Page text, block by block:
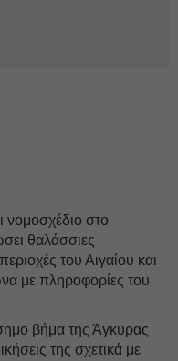
νομοσχέδιο στο
θαλάσσιες
του Αιγαίου και
με πληροφορίες του
βήμα της Άγκυρας
της σχετικά με